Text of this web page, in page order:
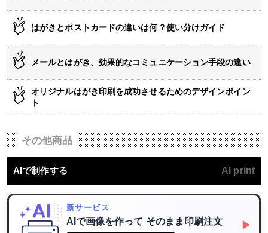
はがきとポストカードの違いは何？使い分けガイド
メールとはがき、効果的なコミュニケーション手段の違い
オリジナルはがき印刷を成功させるためのデザインポイン
ト
その他商品
AIで制作する AI print
新サービス
AIで画像を作って そのまま印刷注文
▶